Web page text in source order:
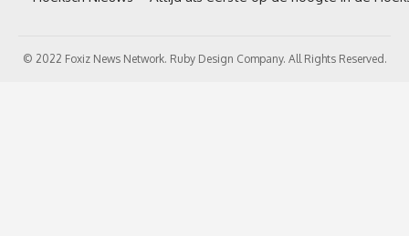
© 2022 Foxiz News Network. Ruby Design Company. All Rights Reserved.